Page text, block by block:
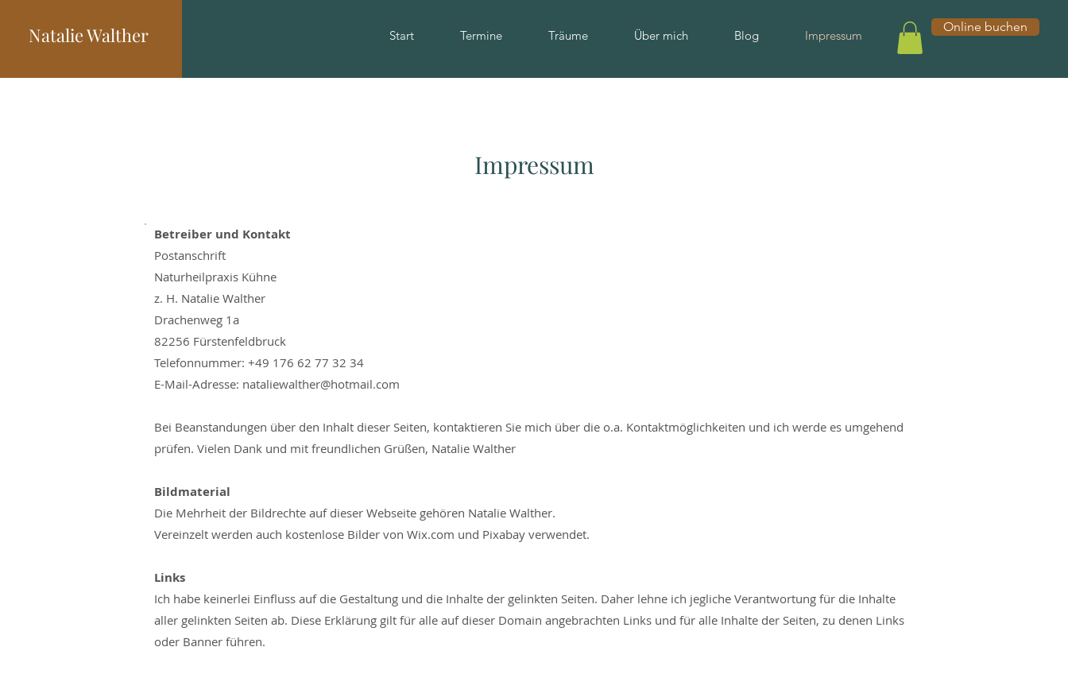
Natalie Walther Start Termine Träume Über mich Blog Impressum
Online buchen
Impressum
Betreiber und Kontakt
Postanschrift
Naturheilpraxis Kühne
z. H. Natalie Walther
Drachenweg 1a
82256 Fürstenfeldbruck
Telefonnummer: +49 176 62 77 32 34
E-Mail-Adresse: nataliewalther@hotmail.com
Bei Beanstandungen über den Inhalt dieser Seiten, kontaktieren Sie mich über die o.a. Kontaktmöglichkeiten und ich werde es umgehend
prüfen. Vielen Dank und mit freundlichen Grüßen, Natalie Walther
Bildmaterial
Die Mehrheit der Bildrechte auf dieser Webseite gehören Natalie Walther.
Vereinzelt werden auch kostenlose Bilder von Wix.com und Pixabay verwendet.
Links
Ich habe keinerlei Einfluss auf die Gestaltung und die Inhalte der gelinkten Seiten. Daher lehne ich jegliche Verantwortung für die Inhalte
aller gelinkten Seiten ab. Diese Erklärung gilt für alle auf dieser Domain angebrachten Links und für alle Inhalte der Seiten, zu denen Links
oder Banner führen.